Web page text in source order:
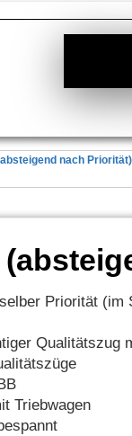
nach Priorität)
Priorität
Qualitätszug
Triebwagen